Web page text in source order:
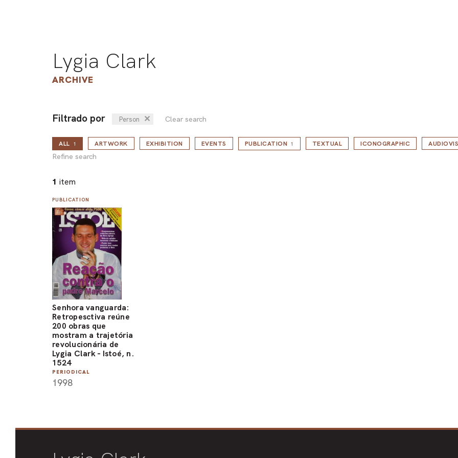
Lygia Clark
ARCHIVE
Filtrado por Person ✕ Clear search
ALL 1
Refine search
ARTWORK EXHIBITION EVENTS PUBLICATION 1 TEXTUAL ICONOGRAPHIC
1 item
PUBLICATION
Senhora vanguarda:
Retropesctiva reúne
200 obras que
mostram a trajetória
revolucionária de
Lygia Clark - Istoé, n.
1524
PERIODICAL
1998